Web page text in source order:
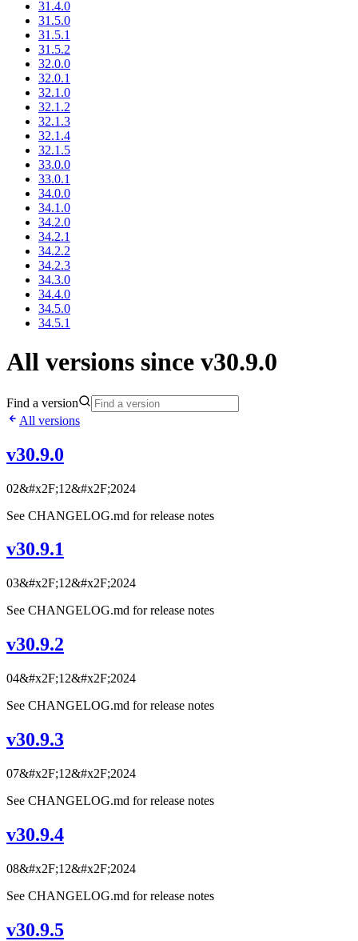
31.4.0
31.5.0
31.5.1
31.5.2
32.0.0
32.0.1
32.1.0
32.1.2
32.1.3
32.1.4
32.1.5
33.0.0
33.0.1
34.0.0
34.1.0
34.2.0
34.2.1
34.2.2
34.2.3
34.3.0
34.4.0
34.5.0
34.5.1
All versions since v30.9.0
Find a version
All versions
v30.9.0
02&#x2F;12&#x2F;2024
See CHANGELOG.md for release notes
v30.9.1
03&#x2F;12&#x2F;2024
See CHANGELOG.md for release notes
v30.9.2
04&#x2F;12&#x2F;2024
See CHANGELOG.md for release notes
v30.9.3
07&#x2F;12&#x2F;2024
See CHANGELOG.md for release notes
v30.9.4
08&#x2F;12&#x2F;2024
See CHANGELOG.md for release notes
v30.9.5